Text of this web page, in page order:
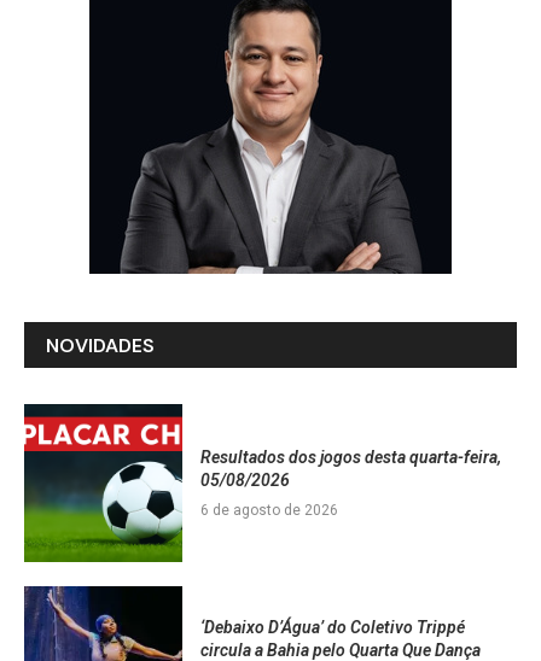
NOVIDADES
Resultados dos jogos desta quarta-feira,
05/08/2026
6 de agosto de 2026
‘Debaixo D’Água’ do Coletivo Trippé
circula a Bahia pelo Quarta Que Dança